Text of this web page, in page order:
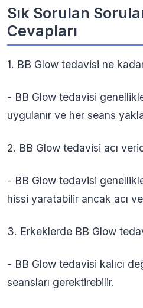
Sık Sorulan
Cevapları
1. BB Glow tedavisi ne
- BB Glow tedavisi
uygulanır ve her seans
2. BB Glow tedavisi acı
- BB Glow tedavisi
hissi yaratabilir ancak acı
3. Erkeklerde BB Glow
- BB Glow tedavisi kalıcı
seansları gerektirebilir.